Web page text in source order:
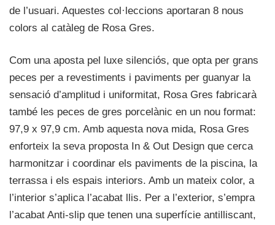
de l’usuari. Aquestes col·leccions aportaran 8 nous
colors al catàleg de Rosa Gres.
Com una aposta pel luxe silenciós, que opta per grans
peces per a revestiments i paviments per guanyar la
sensació d’amplitud i uniformitat, Rosa Gres fabricarà
també les peces de gres porcelànic en un nou format:
97,9 x 97,9 cm. Amb aquesta nova mida, Rosa Gres
enforteix la seva proposta In & Out Design que cerca
harmonitzar i coordinar els paviments de la piscina, la
terrassa i els espais interiors. Amb un mateix color, a
l’interior s’aplica l’acabat llis. Per a l’exterior, s’empra
l’acabat Anti-slip que tenen una superfície antilliscant,